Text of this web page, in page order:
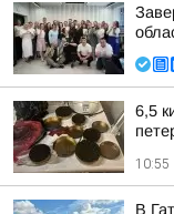
6,5
10:55
В